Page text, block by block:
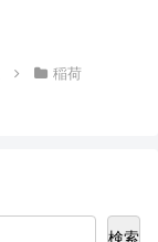
稲荷
検索